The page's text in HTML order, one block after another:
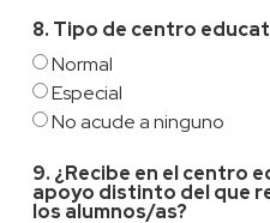
8. Tipo de centro
Normal
Especial
No acude a ninguno
9. ¿Recibe en el centro
apoyo distinto del que
los alumnos/as?